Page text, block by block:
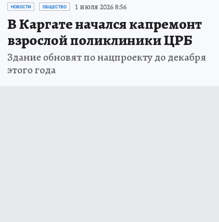
НОВОСТИ ОБЩЕСТВО 1 июля 2026 8:56
В Каргате начался капремонт
взрослой поликлиники ЦРБ
Здание обновят по нацпроекту до декабря
этого года